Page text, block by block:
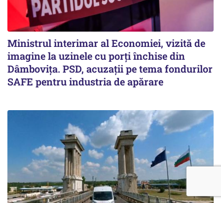
Ministrul interimar al Economiei, vizită de
imagine la uzinele cu porți închise din
Dâmbovița. PSD, acuzații pe tema fondurilor
SAFE pentru industria de apărare